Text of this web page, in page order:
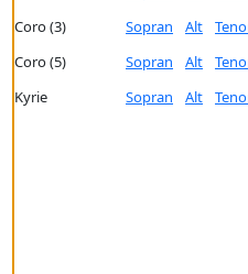
Coro (3)
Sopran Alt
Coro (5)
Sopran Alt
Kyrie
Sopran Alt